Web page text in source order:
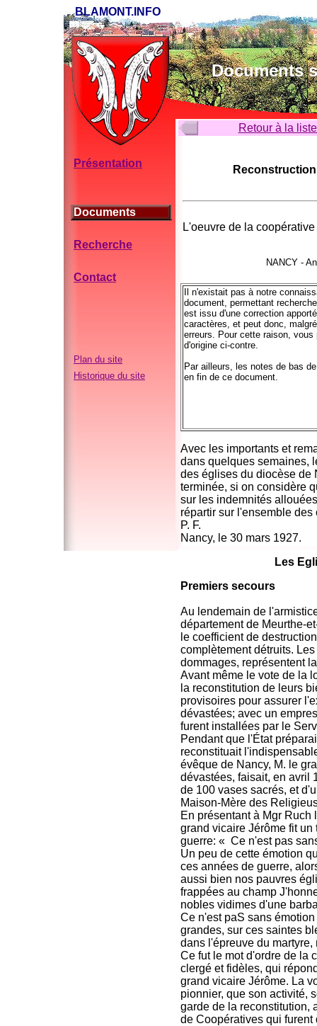
BLAMONT.INFO
Documents
Présentation
Documents
Recherche
Contact
Plan du site
Historique du site
Retour à la
L'oeuvre de la
NANCY -
Il n'existait pas à notre
document, permettant
est issu d'une correction
caractères, et peut donc,
erreurs. Pour cette raison,
d'origine ci-contre.
Par ailleurs, les notes de bas
en fin de ce document.
Avec les importants et
dans quelques semaines,
des églises du diocèse de
terminée, si on considère
sur les indemnités
répartir sur l'ensemble
P. F.
Nancy, le 30 mars 1927.
Les
Premiers secours
Au lendemain de
département de Meurthe-
le coefficient de
complètement détruits.
dommages, représentent
Avant même le vote de la
la reconstitution de leurs
provisoires pour assurer
dévastées; avec un
furent installées par le
Pendant que l'État
reconstituait
évêque de Nancy, M. le
dévastées, faisait, en avril
de 100 vases sacrés, et
Maison-Mère des
En présentant à Mgr
grand vicaire Jérôme fit
guerre: « Ce n'est pas
Un peu de cette émotion
ces années de guerre,
aussi bien nos pauvres
frappées au champ
nobles vidimes d'une
Ce n'est paS sans
grandes, sur ces saintes
dans l'épreuve du
Ce fut le mot d'ordre de la
clergé et fidèles, qui
grand vicaire Jérôme. La
pionnier, que son activité,
garde de la reconstitution,
de Coopératives qui